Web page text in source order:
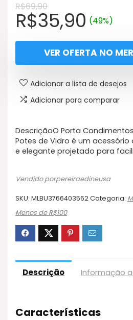
R$69,90
O
preço
original
era:
R$69,90.
R$35,90O
é:
(49%)
VER OFERTA NO
Adicionar a lista de desejos
Adicionar para comparar
DescriçãoO Porta
Potes de Vidro é um
e elegante projetado para
Vendido porpereiraedineusa
SKU: MLBU3766403562Categoria:
Menos de R$100
Descrição Informação
Características